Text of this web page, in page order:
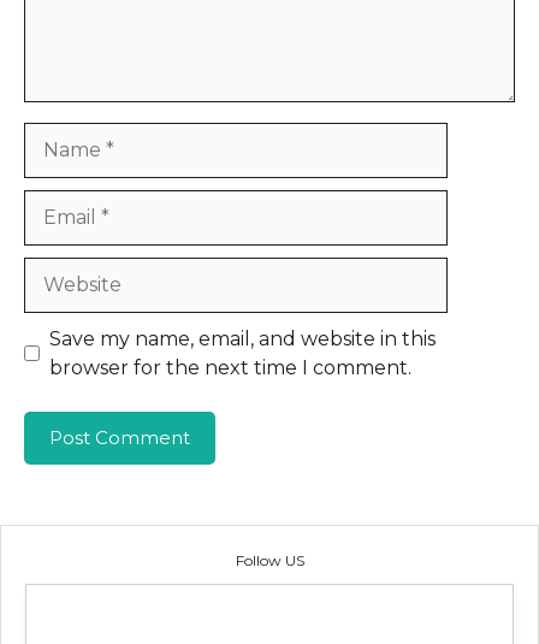
Website
Save my name, email, and website in this
browser for the next time I comment.
Follow US